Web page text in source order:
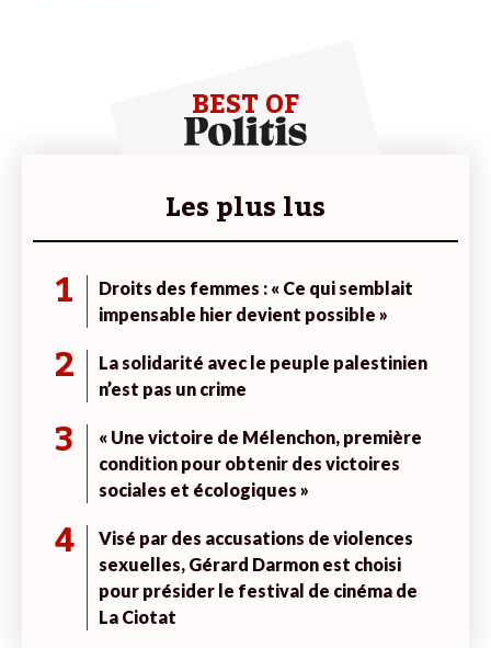
BEST OF
Les plus lus
1
Droits des femmes : « Ce qui semblait
impensable hier devient possible »
2
La solidarité avec le peuple palestinien
n’est pas un crime
3
« Une victoire de Mélenchon, première
condition pour obtenir des victoires
sociales et écologiques »
4
Visé par des accusations de violences
sexuelles, Gérard Darmon est choisi
pour présider le festival de cinéma de
La Ciotat